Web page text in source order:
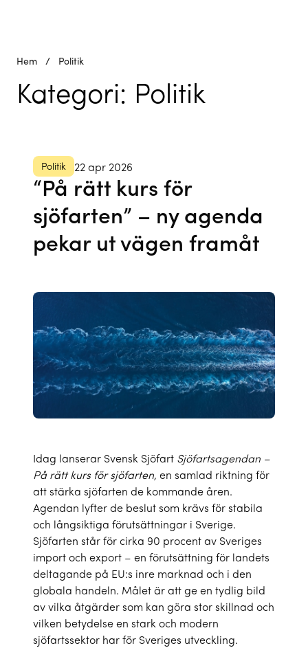
Hem / Politik
Kategori: Politik
Politik 22 apr 2026
“På rätt kurs för
sjöfarten” – ny agenda
pekar ut vägen framåt
Idag lanserar Svensk Sjöfart Sjöfartsagendan –
På rätt kurs för sjöfarten, en samlad riktning för
att stärka sjöfarten de kommande åren.
Agendan lyfter de beslut som krävs för stabila
och långsiktiga förutsättningar i Sverige.
Sjöfarten står för cirka 90 procent av Sveriges
import och export – en förutsättning för landets
deltagande på EU:s inre marknad och i den
globala handeln. Målet är att ge en tydlig bild
av vilka åtgärder som kan göra stor skillnad och
vilken betydelse en stark och modern
sjöfartssektor har för Sveriges utveckling.